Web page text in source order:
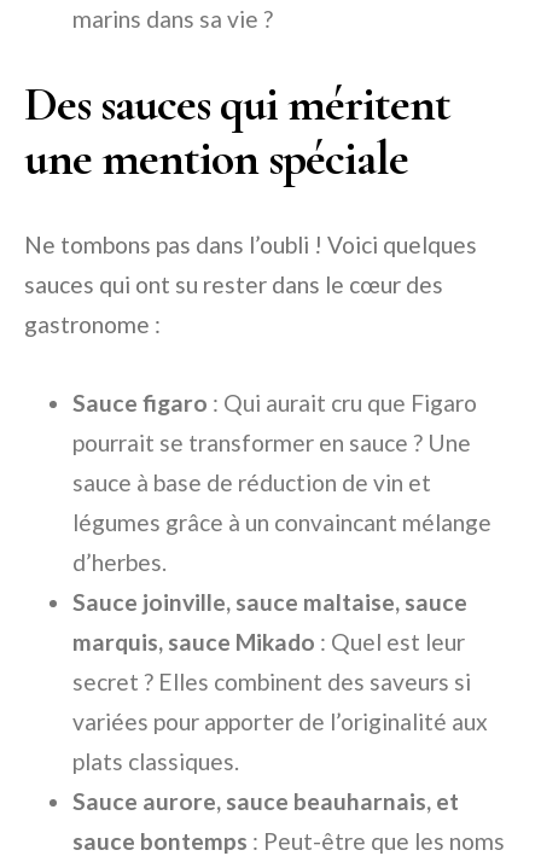
marins dans sa vie ?
Des sauces qui méritent
une mention spéciale
Ne tombons pas dans l’oubli ! Voici quelques
sauces qui ont su rester dans le cœur des
gastronome :
Sauce figaro : Qui aurait cru que Figaro
pourrait se transformer en sauce ? Une
sauce à base de réduction de vin et
légumes grâce à un convaincant mélange
d’herbes.
Sauce joinville, sauce maltaise, sauce
marquis, sauce Mikado : Quel est leur
secret ? Elles combinent des saveurs si
variées pour apporter de l’originalité aux
plats classiques.
Sauce aurore, sauce beauharnais, et
sauce bontemps : Peut-être que les noms